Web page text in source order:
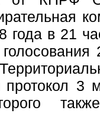
года в 21
протокол 3